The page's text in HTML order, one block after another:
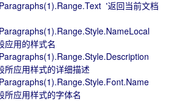
'返回当前文档
应用的样式名
所应用样式的详细描述
所应用样式的字体名